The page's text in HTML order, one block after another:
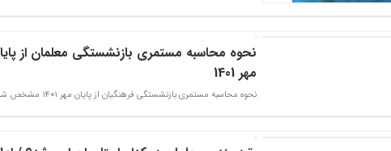
نحوه محاسبه مستمری بازنشستگی معلمان از
مهر 1401
نحوه محاسبه مستمری بازنشستگی فرهنگیان از پایان مهر 1401 مشخص شد.